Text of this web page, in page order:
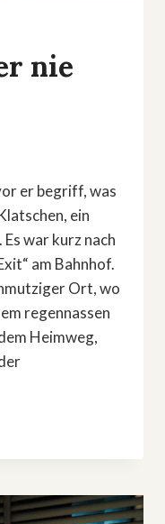
nie
er begriff, was
ein
war kurz nach
am Bahnhof.
Ort, wo
regennassen
Heimweg,